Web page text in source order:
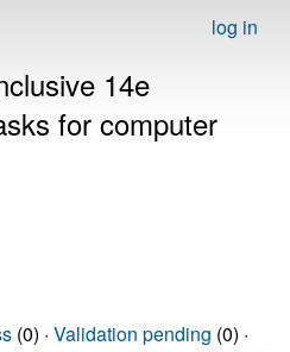
log in
14e
for computer
(0) · Validation pending (0) ·